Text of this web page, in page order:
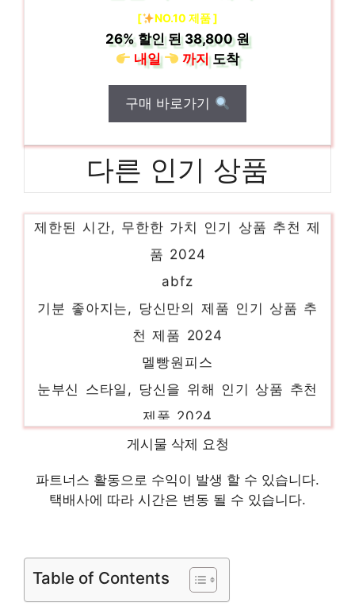
[ NO.10 제품 ]
26%할인 된38,800 원
내일
까지도착
구매 바로가기
다른 인기 상품
여름니트조끼
제한된 시간, 무한한 가치 인기 상품 추천 제
엠씨
제품 2024
듀엘니트
제품 2024
쉬즈미스스커트
게시물 삭제 요청
파트너스 활동으로 수익이 발생 할 수 있습니다.
택배사에 따라 시간은 변동 될 수 있습니다.
Table of Contents